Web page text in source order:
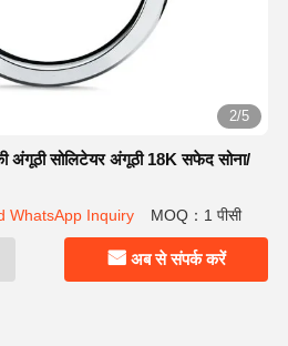
2/5
अंगूठी सोलिटेयर अंगूठी 18K सफेद सोना/
WhatsApp Inquiry MOQ：1 पीसी
अब से संपर्क करें